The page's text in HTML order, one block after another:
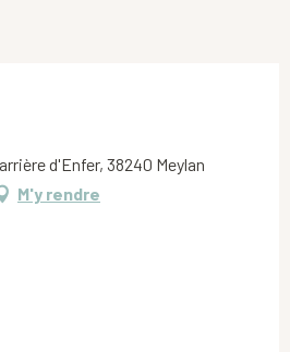
d'Enfer, 38240 Meylan
M'y rendre